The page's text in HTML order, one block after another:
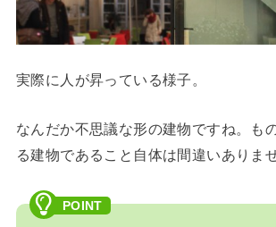
実際に人が昇っている様子。
なんだか不思議な形の建物ですね。も
る建物であること自体は間違いありませ